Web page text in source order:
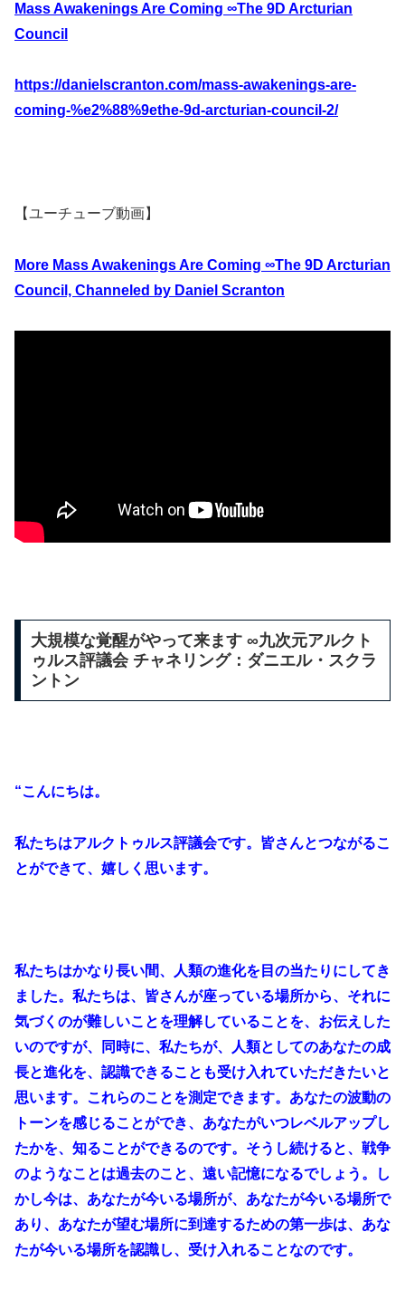
Mass Awakenings Are Coming ∞The 9D Arcturian
Council
https://danielscranton.com/mass-awakenings-are-
coming-%e2%88%9ethe-9d-arcturian-council-2/
【ユーチューブ動画】
More Mass Awakenings Are Coming ∞The 9D Arcturian
Council, Channeled by Daniel Scranton
大規模な覚醒がやって来ます ∞九次元アルクト
ゥルス評議会 チャネリング：ダニエル・スクラ
ントン
“こんにちは。
私たちはアルクトゥルス評議会です。皆さんとつながるこ
とができて、嬉しく思います。
私たちはかなり長い間、人類の進化を目の当たりにしてき
ました。私たちは、皆さんが座っている場所から、それに
気づくのが難しいことを理解していることを、お伝えした
いのですが、同時に、私たちが、人類としてのあなたの成
長と進化を、認識できることも受け入れていただきたいと
思います。これらのことを測定できます。あなたの波動の
トーンを感じることができ、あなたがいつレベルアップし
たかを、知ることができるのです。そうし続けると、戦争
のようなことは過去のこと、遠い記憶になるでしょう。し
かし今は、あなたが今いる場所が、あなたが今いる場所で
あり、あなたが望む場所に到達するための第一歩は、あな
たが今いる場所を認識し、受け入れることなのです。